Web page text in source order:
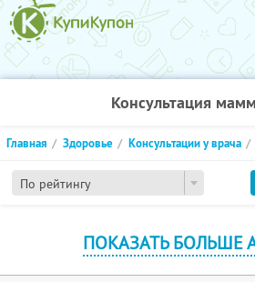
Консультация
По рейтингу
Главная Здоровье Консультации у врача
ПОКАЗАТЬ БОЛЬШЕ